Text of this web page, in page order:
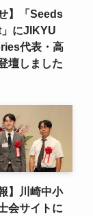
】「Seeds
にJIKYU
代表・高
壇しました
】川崎中小
会サイトに